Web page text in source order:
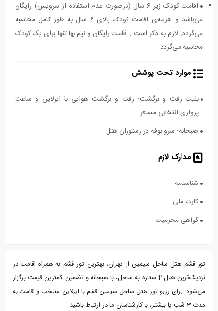
اقامت کودک زیر 6 سال (درصورت عدم استفاده از سرویس) رایگان
می‌باشد و هزینه‌ی اقامت کودک بالای 6 سال به طور کامل محاسبه
می‌گردد. لازم به ذکر است : اقامت رایگان و نیم بها تنها برای یک کودک
محاسبه می‌گردد.
موارد تحت پوشش
بلیت رفت و برگشت: رفت و برگشت هوایی با ایرلاین و ساعت
پروازی انتخابی مسافر
صبحانه: سرو بوفه در رستوران هتل
مدارک لازم
شناسنامه
کارت ملی
گواهی محرمیت
تور قشم هتل ساحل سیمین از تهران، بهترین تور قشم به همراه اقامت در
نزدیک‌ترین هتل 4 ستاره به ساحل، با صبحانه و تضمین کمترین قیمت برگزار
می‌شود. برای رزرو تور هتل ساحل سیمین قشم با ایرلاین منتخب و اقامت به
مدت 3 شب یا بیشتر، با کارشناسان ما در ارتباط باشید.